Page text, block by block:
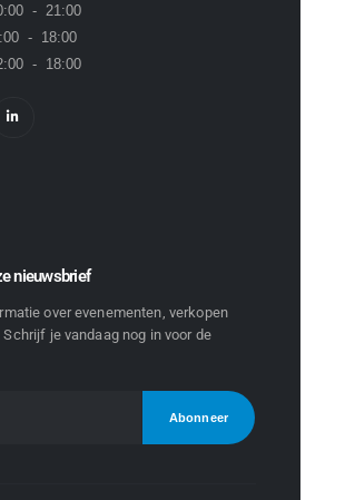
- 21:00
- 18:00
- 18:00
nieuwsbrief
over evenementen, verkopen
je vandaag nog in voor de